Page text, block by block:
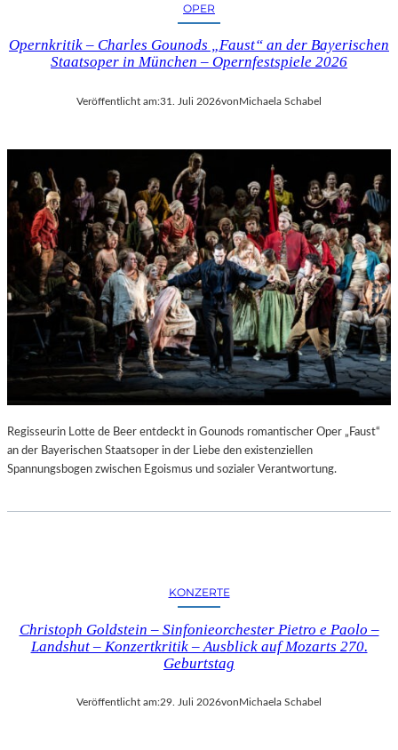
OPER
Opernkritik – Charles Gounods „Faust“ an der Bayerischen
Staatsoper in München – Opernfestspiele 2026
Veröffentlicht am:31. Juli 2026vonMichaela Schabel
Regisseurin Lotte de Beer entdeckt in Gounods romantischer Oper „Faust“
an der Bayerischen Staatsoper in der Liebe den existenziellen
Spannungsbogen zwischen Egoismus und sozialer Verantwortung.
KONZERTE
Christoph Goldstein – Sinfonieorchester Pietro e Paolo –
Landshut – Konzertkritik – Ausblick auf Mozarts 270.
Geburtstag
Veröffentlicht am:29. Juli 2026vonMichaela Schabel